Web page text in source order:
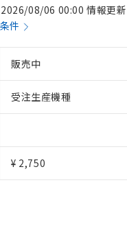
2026/08/06 00:00 情報更新
件
販売中
受注生産機種
¥ 2,750